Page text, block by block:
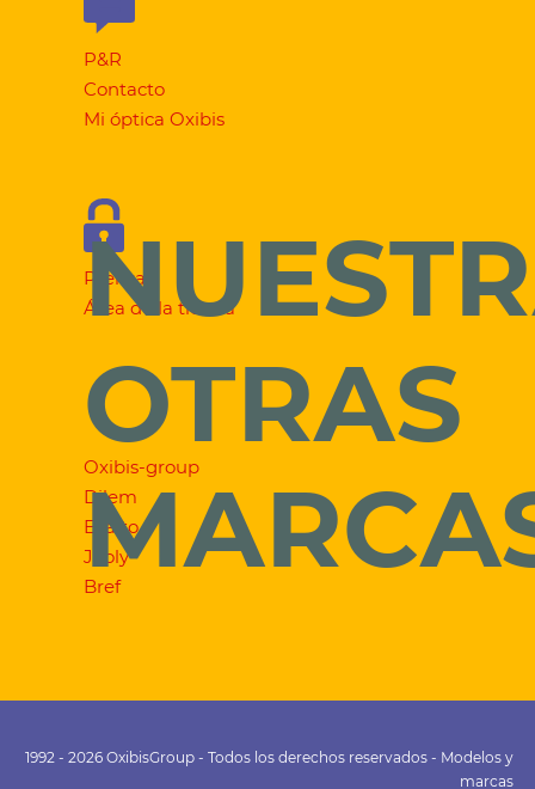
P&R
Contacto
Mi óptica Oxibis
Prensa
Área de la tienda
OTRAS
Oxibis-group
Dilem
Exalto
Jooly
Bref
1992 - 2026 OxibisGroup - Todos los derechos reservados - Modelos y
marcas